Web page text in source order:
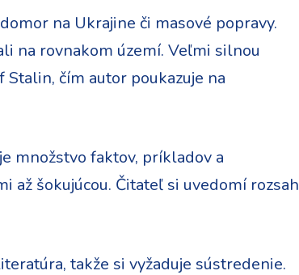
na Ukrajine či masové popravy.
na rovnakom území. Veľmi silnou
čím autor poukazuje na
množstvo faktov, príkladov a
až šokujúcou. Čitateľ si uvedomí rozsah
takže si vyžaduje sústredenie.